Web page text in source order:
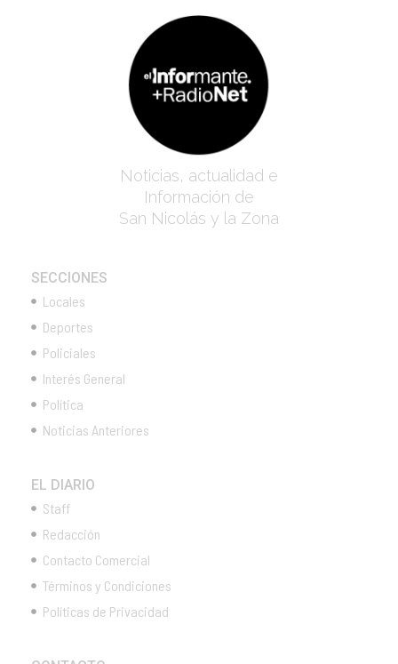
Noticias, actualidad e
Información de
San Nicolás y la Zona
SECCIONES
Locales
Deportes
Policiales
Interés General
Política
Noticias Anteriores
EL DIARIO
Staff
Redacción
Contacto Comercial
Términos y Condiciones
Políticas de Privacidad